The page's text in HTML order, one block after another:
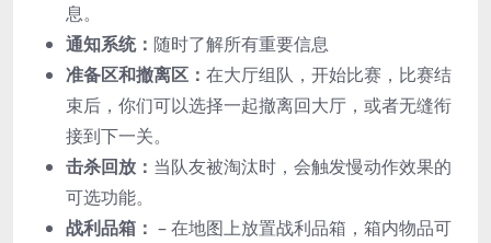
息。
通知系统： 随时了解所有重要信息
准备区和撤离区： 在大厅组队，开始比赛，比赛结
束后，你们可以选择一起撤离回大厅，或者无缝衔
接到下一关。
击杀回放： 当队友被淘汰时，会触发慢动作效果的
可选功能。
战利品箱： – 在地图上放置战利品箱，箱内物品可